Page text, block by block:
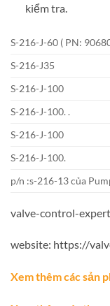
kiểm tra.
S-216-J-60 ( PN:
S-216-J35
S-216-J-100
S-216-J-100. .
S-216-J-100
S-216-J-100.
p/n :s-216-13 của
valve-control-expert
website: https://
Xem thêm các sản